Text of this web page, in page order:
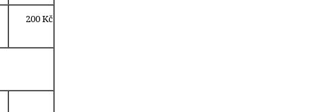
200 Kč